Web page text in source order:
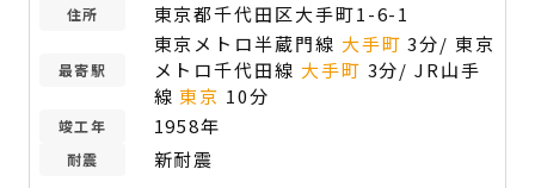
住所 東京都千代田区大手町1-6-1
最寄駅
東京メトロ半蔵門線 大手町 3分/ 東京
メトロ千代田線 大手町 3分/ JR山手
線 東京 10分
竣工年 1958年
耐震 新耐震